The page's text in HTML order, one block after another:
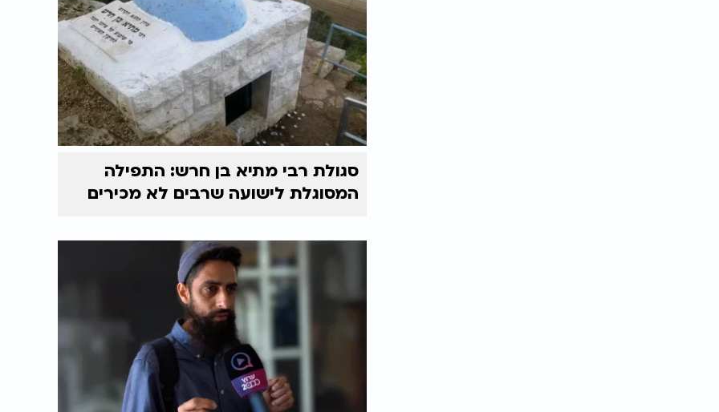
סגולת רבי מתיא בן חרש: התפילה
המסוגלת לישועה שרבים לא מכירים